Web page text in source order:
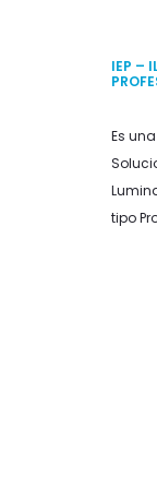
IEP –
Es
tipo